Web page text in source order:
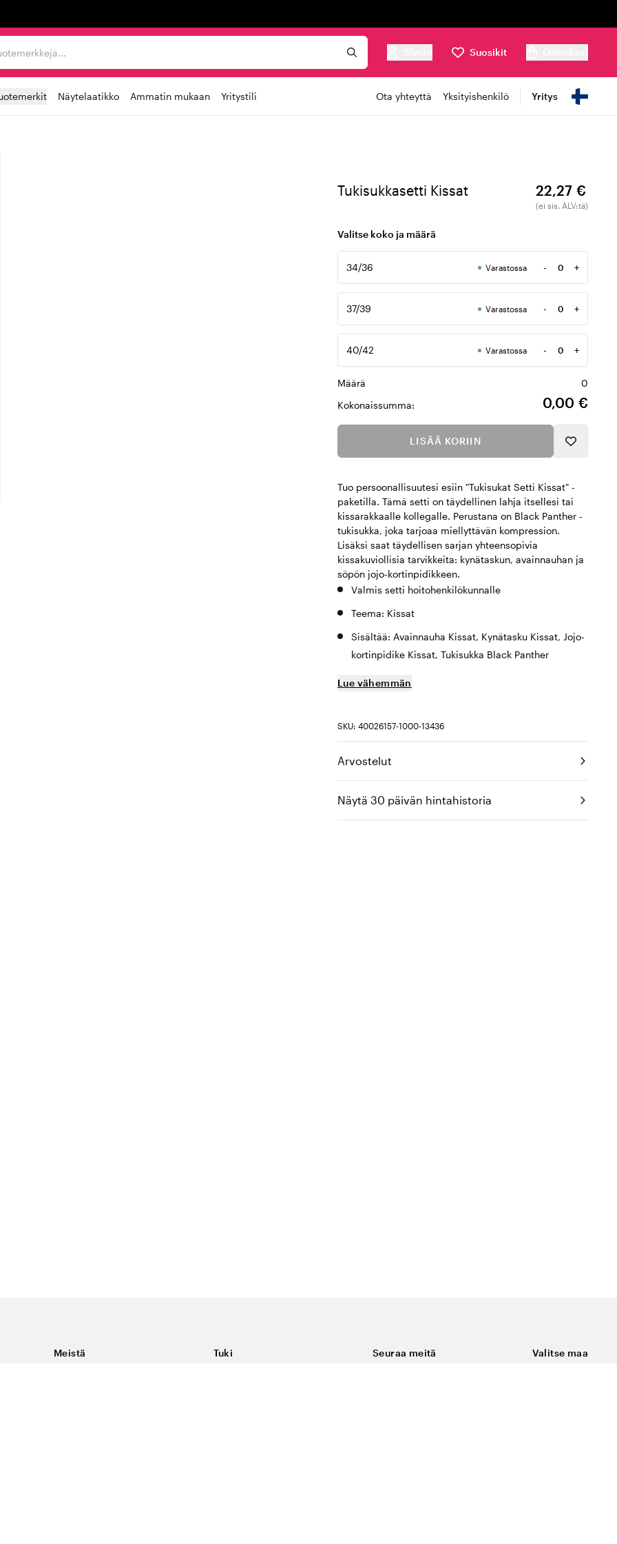
tuotemerkkejä...
Suosikit
Näytelaatikko Ammatin mukaan Yritystili Ota yhteyttä Yksityishenkilö Yritys
Tukisukkasetti Kissat 22,27 €
(ei sis. ALV:tä)
Valitse koko ja määrä
34/36 Varastossa -
Määrä
+
37/39 Varastossa -
Määrä
+
40/42 Varastossa -
Määrä
+
Määrä
0
Kokonaissumma:
0,00 €
LISÄÄ KORIIN
Tuo persoonallisuutesi esiin "Tukisukat Setti Kissat" -
paketilla. Tämä setti on täydellinen lahja itsellesi tai
kissarakkaalle kollegalle. Perustana on Black Panther -
tukisukka, joka tarjoaa miellyttävän kompression.
Lisäksi saat täydellisen sarjan yhteensopivia
kissakuviollisia tarvikkeita: kynätaskun, avainnauhan ja
söpön jojo-kortinpidikkeen.
Valmis setti hoitohenkilökunnalle
Teema: Kissat
Sisältää: Avainnauha Kissat, Kynätasku Kissat, Jojo-
kortinpidike Kissat, Tukisukka Black Panther
Lue vähemmän
SKU: 40026157-1000-13436
Arvostelut
Näytä 30 päivän hintahistoria
Meistä Tuki Seuraa meitä Valitse maa